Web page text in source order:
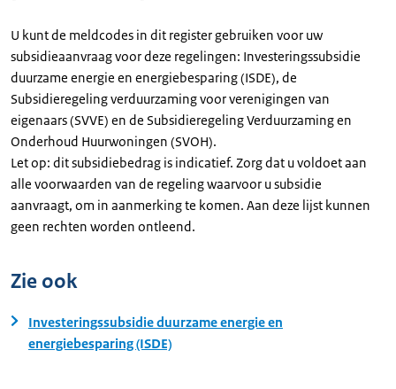
U kunt de meldcodes in dit register gebruiken voor uw
subsidieaanvraag voor deze regelingen: Investeringssubsidie
duurzame energie en energiebesparing (ISDE), de
Subsidieregeling verduurzaming voor verenigingen van
eigenaars (SVVE) en de Subsidieregeling Verduurzaming en
Onderhoud Huurwoningen (SVOH).
Let op: dit subsidiebedrag is indicatief. Zorg dat u voldoet aan
alle voorwaarden van de regeling waarvoor u subsidie
aanvraagt, om in aanmerking te komen. Aan deze lijst kunnen
geen rechten worden ontleend.
Zie ook
Investeringssubsidie duurzame energie en
energiebesparing (ISDE)